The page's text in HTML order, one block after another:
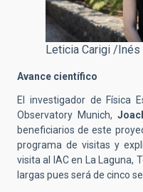
Leticia Carigi /Inés
Avance científico
El investigador de Física
Observatory Munich,
beneficiarios de este
programa de visitas y
visita al IAC en La Laguna,
largas pues será de cinco